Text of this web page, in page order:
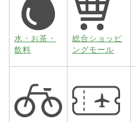
水・お茶・
飲料
総合ショッピ
ングモール